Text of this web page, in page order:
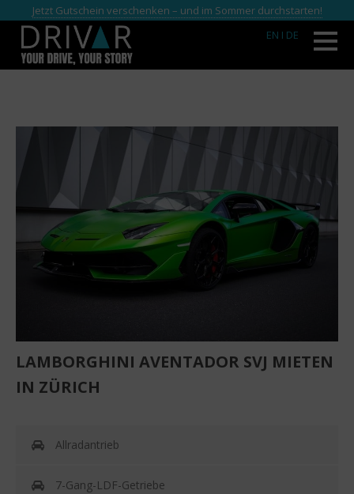
Jetzt Gutschein verschenken – und im Sommer durchstarten!
EN I DE
LAMBORGHINI AVENTADOR SVJ MIETEN
IN ZÜRICH
Allradantrieb
7-Gang-LDF-Getriebe